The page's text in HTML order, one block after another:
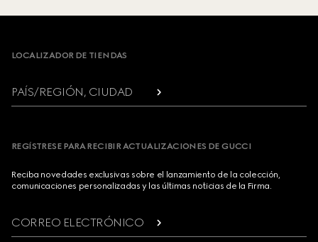
LOCALIZADOR DE TIENDAS
PAÍS/REGIÓN, CIUDAD
REGÍSTRESE PARA RECIBIR ACTUALIZACIONES DE GUCCI
Reciba novedades exclusivas sobre el lanzamiento de la colección,
comunicaciones personalizadas y las últimas noticias de la Firma.
CORREO ELECTRÓNICO